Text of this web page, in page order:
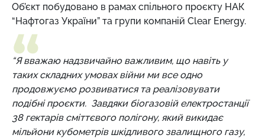
Об’єкт побудовано в рамах спільного проєкту НАК
“Нафтогаз України” та групи компаній Clear Energy.
“Я вважаю надзвичайно важливим, що навіть у
таких складних умовах війни ми все одно
продовжуємо розвиватися та реалізовувати
подібні проєкти. Завдяки біогазовій електростанції
38 гектарів сміттєвого полігону, який викидає
мільйони кубометрів шкідливого звалищного газу,